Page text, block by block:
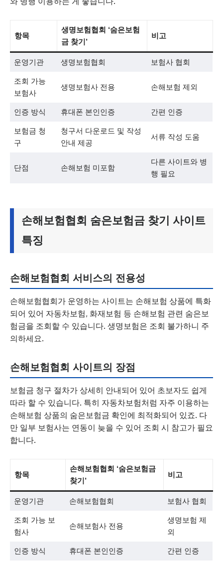
항목
생명보험협회 ‘숨은보험
금 찾기’
비고
운영기관 생명보험협회 보험사 협회
조회 가능
보험사
생명보험사 전용 손해보험 제외
인증 방식 휴대폰 본인인증 간편 인증
보험금 청
구
청구서 다운로드 및 작성
안내 제공
서류 작성 도움
단점 손해보험 미포함
다른 사이트와 병
행 필요
손해보험협회 숨은보험금 찾기 사이트
특징
손해보험협회 서비스의 전용성
손해보험협회가 운영하는 사이트는 손해보험 상품에 특화
되어 있어 자동차보험, 화재보험 등 손해보험 관련 숨은보
험금을 조회할 수 있습니다. 생명보험은 조회 불가하니 주
의하세요.
손해보험협회 사이트의 장점
보험금 청구 절차가 상세히 안내되어 있어 초보자도 쉽게
따라 할 수 있습니다. 특히 자동차보험처럼 자주 이용하는
손해보험 상품의 숨은보험금 확인에 최적화되어 있죠. 다
만 일부 보험사는 연동이 늦을 수 있어 조회 시 참고가 필요
합니다.
항목
손해보험협회 ‘숨은보험금
찾기’
비고
운영기관 손해보험협회 보험사 협회
조회 가능 보
험사
손해보험사 전용
생명보험 제
외
인증 방식 휴대폰 본인인증 간편 인증